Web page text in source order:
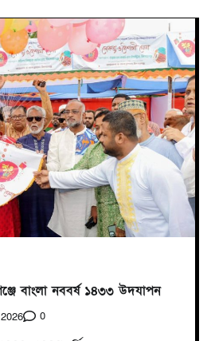
বাংলা নববর্ষ ১৪৩৩ উদযাপন
0